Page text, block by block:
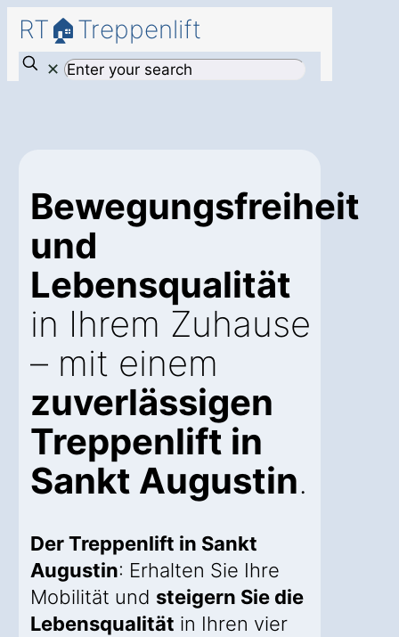
RT🏠Treppenlift
✕
Bewegungsfreiheit
und
Lebensqualität
in Ihrem Zuhause
– mit einem
zuverlässigen
Treppenlift in
Sankt Augustin.
Der Treppenlift in Sankt
Augustin: Erhalten Sie Ihre
Mobilität und steigern Sie die
Lebensqualität in Ihren vier